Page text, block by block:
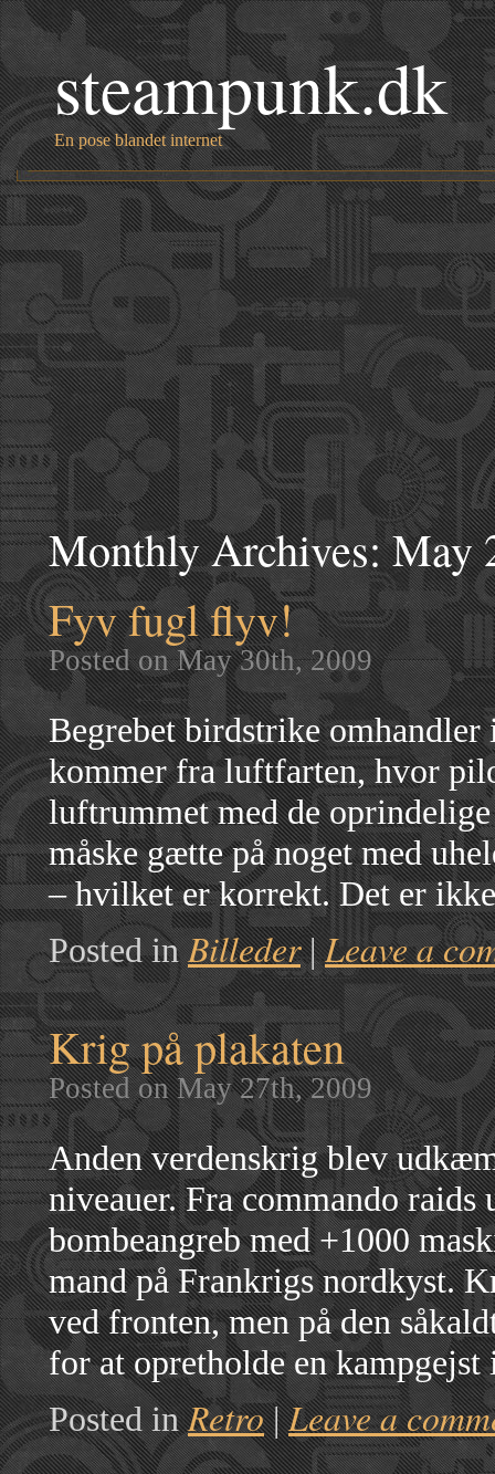
steampunk.dk
En pose blandet internet
Monthly Archives:May
Fyv fugl flyv!
Posted on May 30th, 2009
Begrebet birdstrike
kommer fra luftfarten, hvor
luftrummet med de
måske gætte på noget med
– hvilket er korrekt. Det er
Posted in Billeder | Leave a
Krig på plakaten
Posted on May 27th, 2009
Anden verdenskrig blev
niveauer. Fra commando
bombeangreb med +1000
mand på Frankrigs nordkyst.
ved fronten, men på den
for at opretholde en
Posted in Retro | Leave a